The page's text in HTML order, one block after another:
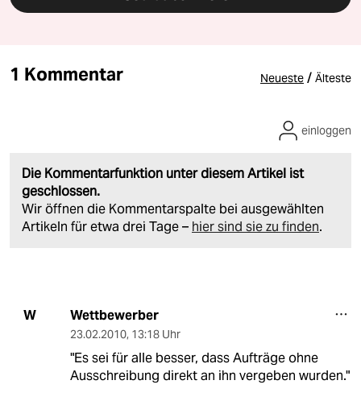
1 Kommentar Neueste / Älteste
Die Kommentarfunktion unter diesem Artikel ist
geschlossen.
Wir öffnen die Kommentarspalte bei ausgewählten
Artikeln für etwa drei Tage – hier sind sie zu finden.
einloggen
W Wettbewerber
23.02.2010, 13:18 Uhr
"Es sei für alle besser, dass Aufträge ohne
Ausschreibung direkt an ihn vergeben wurden."